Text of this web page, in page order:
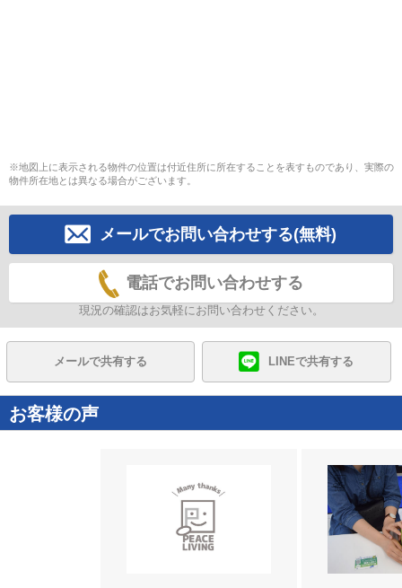
※地図上に表示される物件の位置は付近住所に所在することを表すものであり、実際の
物件所在地とは異なる場合がございます。
メールでお問い合わせする(無料)
電話でお問い合わせする
現況の確認はお気軽にお問い合わせください。
メールで共有する LINEで共有する
お客様の声